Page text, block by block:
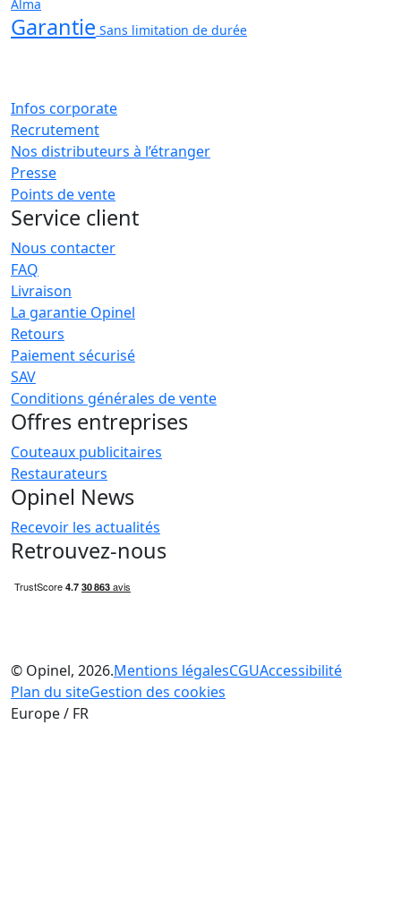
Alma
Garantie Sans limitation de durée
Infos corporate
Recrutement
Nos distributeurs à l’étranger
Presse
Points de vente
Service client
Nous contacter
FAQ
Livraison
La garantie Opinel
Retours
Paiement sécurisé
SAV
Conditions générales de vente
Offres entreprises
Couteaux publicitaires
Restaurateurs
Opinel News
Recevoir les actualités
Retrouvez-nous
© Opinel, 2026.Mentions légalesCGUAccessibilité
Plan du siteGestion des cookies
Europe / FR